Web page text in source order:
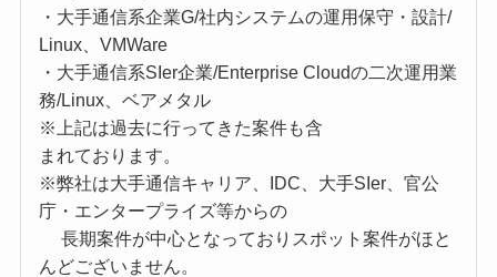
・大手通信系企業G/社内システムの運用保守・設計/
Linux、VMWare
・大手通信系SIer企業/Enterprise Cloudの二次運用業
務/Linux、ベアメタル
※上記は過去に行ってきた案件も含
まれております。
※弊社は大手通信キャリア、IDC、大手SIer、官公
庁・エンタープライズ等からの
長期案件が中心となっておりスポット案件がほと
んどございません。